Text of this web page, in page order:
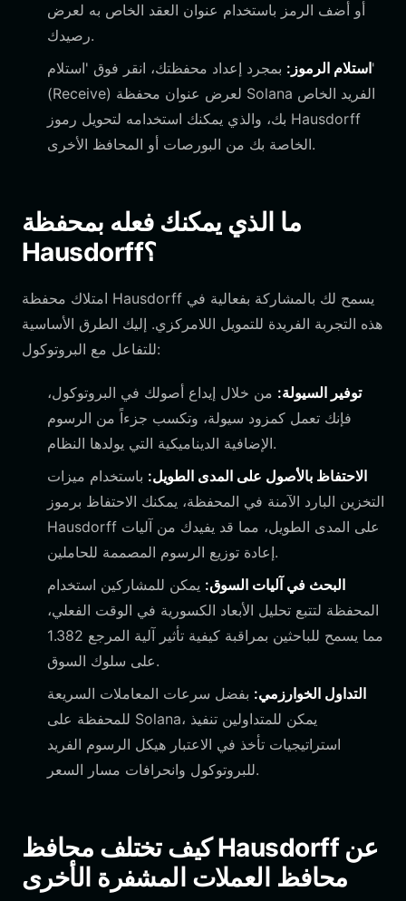
أو أضف الرمز باستخدام عنوان العقد الخاص به لعرض
رصيدك.
استلام الرموز: بمجرد إعداد محفظتك، انقر فوق 'استلام'
(Receive) لعرض عنوان محفظة Solana الفريد الخاص
بك، والذي يمكنك استخدامه لتحويل رموز Hausdorff
الخاصة بك من البورصات أو المحافظ الأخرى.
ما الذي يمكنك فعله بمحفظة
Hausdorff؟
امتلاك محفظة Hausdorff يسمح لك بالمشاركة بفعالية في
هذه التجربة الفريدة للتمويل اللامركزي. إليك الطرق الأساسية
للتفاعل مع البروتوكول:
توفير السيولة: من خلال إيداع أصولك في البروتوكول،
فإنك تعمل كمزود سيولة، وتكسب جزءاً من الرسوم
الإضافية الديناميكية التي يولدها النظام.
الاحتفاظ بالأصول على المدى الطويل: باستخدام ميزات
التخزين البارد الآمنة في المحفظة، يمكنك الاحتفاظ برموز
Hausdorff على المدى الطويل، مما قد يفيدك من آليات
إعادة توزيع الرسوم المصممة للحاملين.
البحث في آليات السوق: يمكن للمشاركين استخدام
المحفظة لتتبع تحليل الأبعاد الكسورية في الوقت الفعلي،
مما يسمح للباحثين بمراقبة كيفية تأثير آلية المرجع 1.382
على سلوك السوق.
التداول الخوارزمي: بفضل سرعات المعاملات السريعة
للمحفظة على Solana، يمكن للمتداولين تنفيذ
استراتيجيات تأخذ في الاعتبار هيكل الرسوم الفريد
للبروتوكول وانحرافات مسار السعر.
كيف تختلف محافظ Hausdorff عن
محافظ العملات المشفرة الأخرى